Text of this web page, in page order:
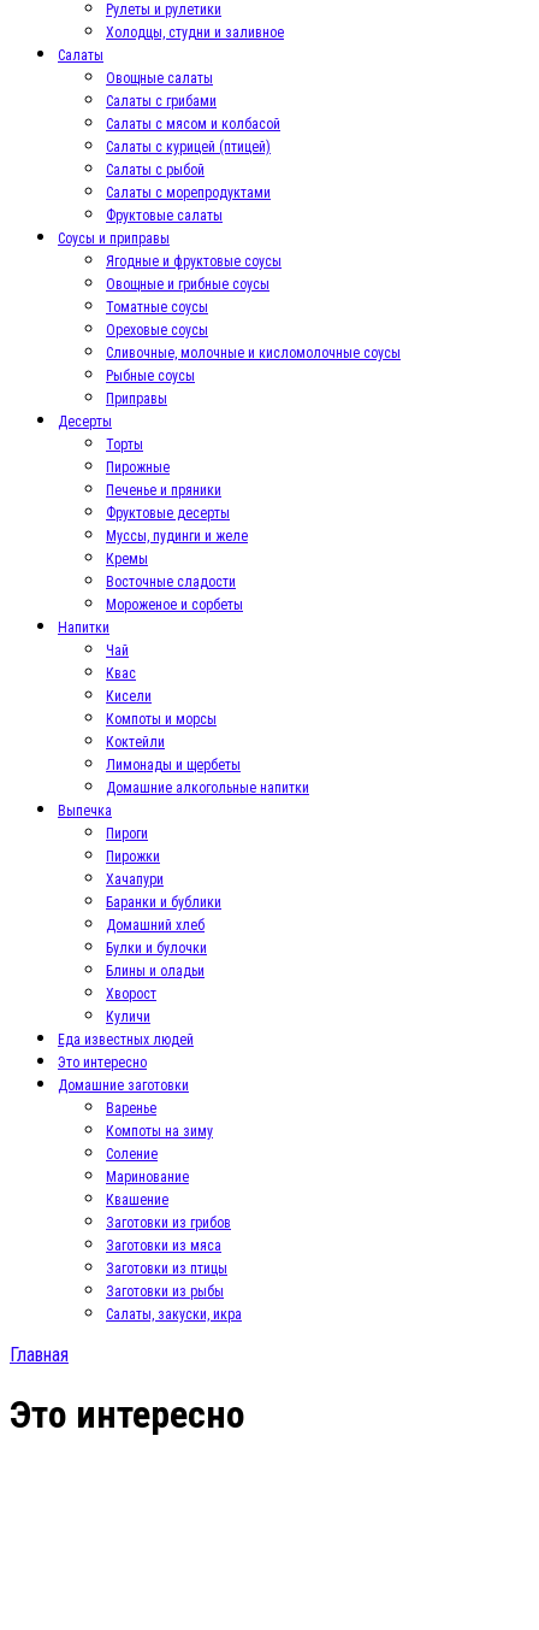
Рулеты и рулетики
Холодцы, студни и заливное
Салаты
Овощные салаты
Салаты с грибами
Салаты с мясом и колбасой
Салаты с курицей (птицей)
Салаты с рыбой
Салаты с морепродуктами
Фруктовые салаты
Соусы и приправы
Ягодные и фруктовые соусы
Овощные и грибные соусы
Томатные соусы
Ореховые соусы
Сливочные, молочные и кисломолочные соусы
Рыбные соусы
Приправы
Десерты
Торты
Пирожные
Печенье и пряники
Фруктовые десерты
Муссы, пудинги и желе
Кремы
Восточные сладости
Мороженое и сорбеты
Напитки
Чай
Квас
Кисели
Компоты и морсы
Коктейли
Лимонады и щербеты
Домашние алкогольные напитки
Выпечка
Пироги
Пирожки
Хачапури
Баранки и бублики
Домашний хлеб
Булки и булочки
Блины и оладьи
Хворост
Куличи
Еда известных людей
Это интересно
Домашние заготовки
Варенье
Компоты на зиму
Соление
Маринование
Квашение
Заготовки из грибов
Заготовки из мяса
Заготовки из птицы
Заготовки из рыбы
Салаты, закуски, икра
Главная
Это интересно